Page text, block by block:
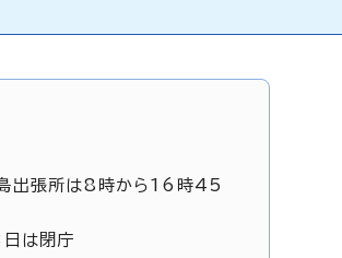
出張所は8時から16時45
は閉庁